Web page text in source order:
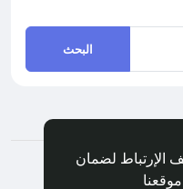
الإرتباط لضمان
البحث